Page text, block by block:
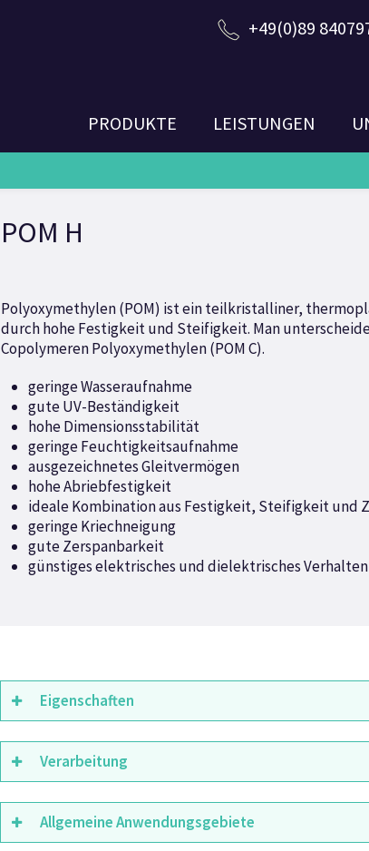
+49(0)89
PRODUKTE LEISTUNGEN
POM H
Polyoxymethylen (POM) ist ein teilkristalliner,
durch hohe Festigkeit und Steifigkeit. Man
Copolymeren Polyoxymethylen (POM C).
geringe Wasseraufnahme
gute UV-Beständigkeit
hohe Dimensionsstabilität
geringe Feuchtigkeitsaufnahme
ausgezeichnetes Gleitvermögen
hohe Abriebfestigkeit
ideale Kombination aus Festigkeit, Steifigkeit und
geringe Kriechneigung
gute Zerspanbarkeit
günstiges elektrisches und dielektrisches Verhalten
Eigenschaften
Verarbeitung
Allgemeine Anwendungsgebiete